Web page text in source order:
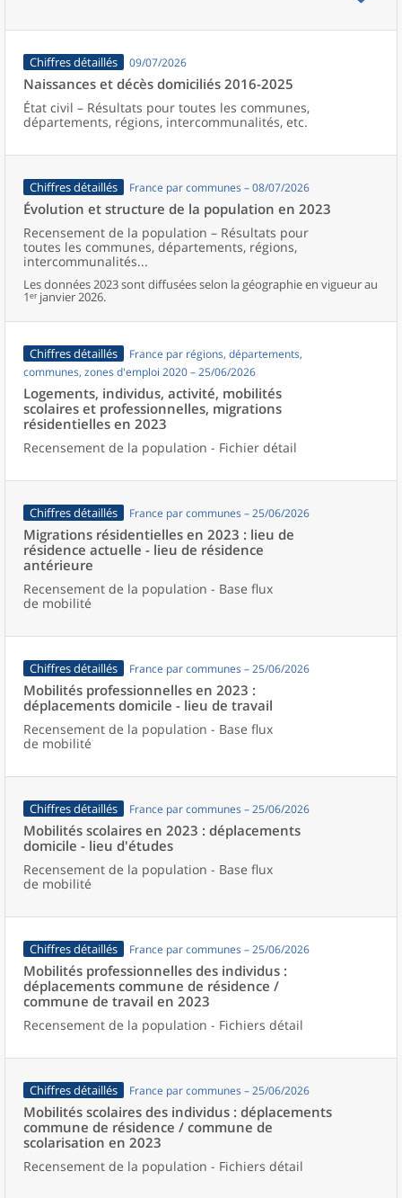
Chiffres détaillés 09/07/2026
Naissances et décès domiciliés 2016-2025
État civil – Résultats pour toutes les communes,
départements, régions, intercommunalités, etc.
Chiffres détaillés France par communes – 08/07/2026
Évolution et structure de la population en 2023
Recensement de la population – Résultats pour
toutes les communes, départements, régions,
intercommunalités...
Les données 2023 sont diffusées selon la géographie en vigueur au
1ᵉʳ janvier 2026.
Chiffres détaillés
France par régions, départements,
communes, zones d'emploi 2020 – 25/06/2026
Logements, individus, activité, mobilités
scolaires et professionnelles, migrations
résidentielles en 2023
Recensement de la population - Fichier détail
Chiffres détaillés France par communes – 25/06/2026
Migrations résidentielles en 2023 : lieu de
résidence actuelle - lieu de résidence
antérieure
Recensement de la population - Base flux
de mobilité
Chiffres détaillés France par communes – 25/06/2026
Mobilités professionnelles en 2023 :
déplacements domicile - lieu de travail
Recensement de la population - Base flux
de mobilité
Chiffres détaillés France par communes – 25/06/2026
Mobilités scolaires en 2023 : déplacements
domicile - lieu d'études
Recensement de la population - Base flux
de mobilité
Chiffres détaillés France par communes – 25/06/2026
Mobilités professionnelles des individus :
déplacements commune de résidence /
commune de travail en 2023
Recensement de la population - Fichiers détail
Chiffres détaillés France par communes – 25/06/2026
Mobilités scolaires des individus : déplacements
commune de résidence / commune de
scolarisation en 2023
Recensement de la population - Fichiers détail